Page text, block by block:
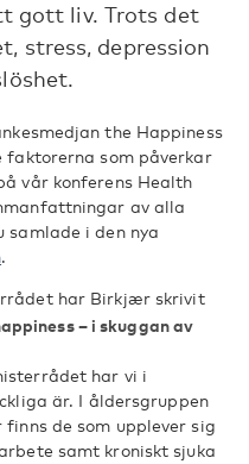
gott liv. Trots det
stress, depression
the Happiness
faktorerna som påverkar
vår konferens Health
av alla
samlade i den nya
.
har Birkjær skrivit
– i skuggan av
har vi i
är. I åldersgruppen
de som upplever sig
samt kroniskt sjuka